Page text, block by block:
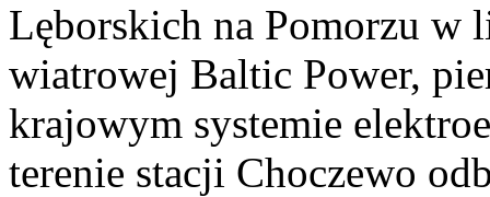
Lęborskich na Pomorzu w
wiatrowej Baltic Power,
krajowym systemie
terenie stacji Choczewo